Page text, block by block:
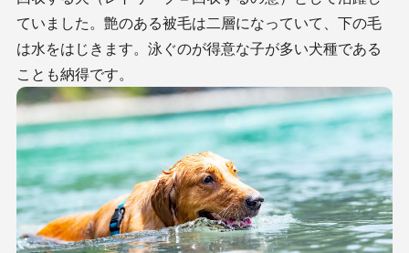
ていました。艶のある被毛は二層になっていて、下の毛
は水をはじきます。泳ぐのが得意な子が多い犬種である
ことも納得です。